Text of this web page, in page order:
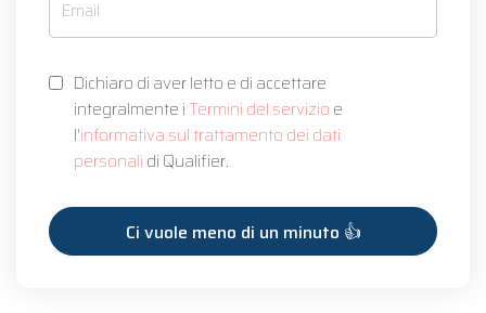
Dichiaro di aver letto e di accettare
integralmente i Termini del servizio e
l'informativa sul trattamento dei dati
personali di Qualifier.